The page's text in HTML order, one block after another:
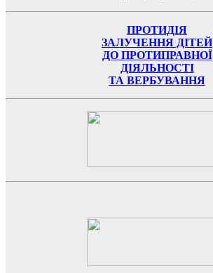
ПРОТИДІЯ
ЗАЛУЧЕННЯ ДІТЕЙ
ДО ПРОТИПРАВНОЇ
ДІЯЛЬНОСТІ
ТА ВЕРБУВАННЯ